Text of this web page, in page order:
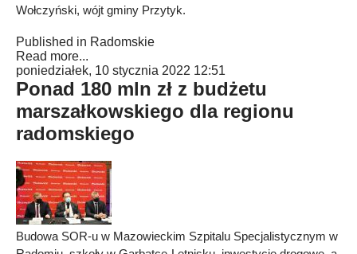
Wołczyński, wójt gminy Przytyk.
Published in Radomskie
Read more...
poniedziałek, 10 stycznia 2022 12:51
Ponad 180 mln zł z budżetu
marszałkowskiego dla regionu
radomskiego
Budowa SOR-u w Mazowieckim Szpitalu Specjalistycznym w